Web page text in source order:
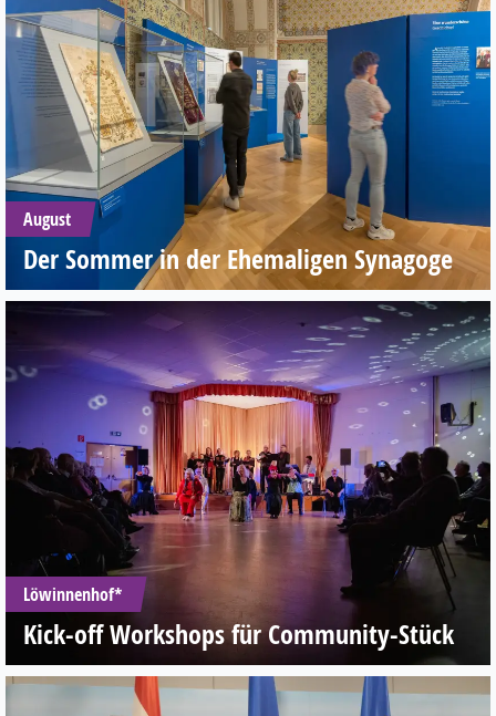
August
Der Sommer in der Ehemaligen Synagoge
Löwinnenhof*
Kick-off Workshops für Community-Stück